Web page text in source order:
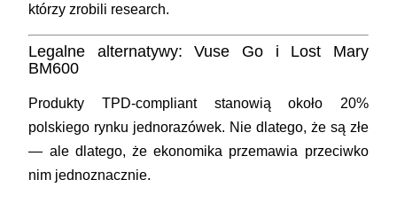
którzy zrobili research.
Legalne alternatywy: Vuse Go i Lost Mary
BM600
Produkty TPD-compliant stanowią około 20%
polskiego rynku jednorazówek. Nie dlatego, że są złe
— ale dlatego, że ekonomika przemawia przeciwko
nim jednoznacznie.